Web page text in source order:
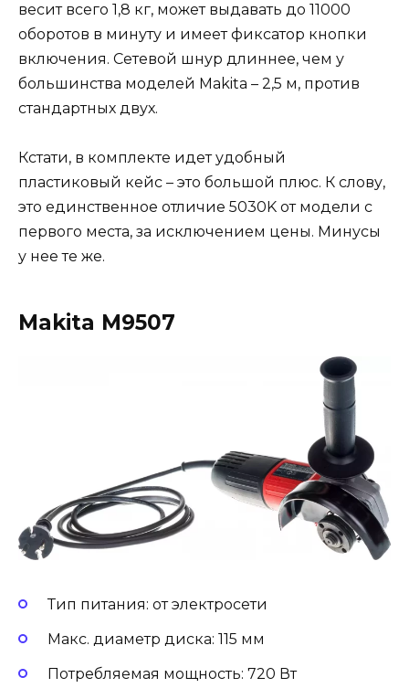
весит всего 1,8 кг, может выдавать до 11000
оборотов в минуту и имеет фиксатор кнопки
включения. Сетевой шнур длиннее, чем у
большинства моделей Makita – 2,5 м, против
стандартных двух.
Кстати, в комплекте идет удобный
пластиковый кейс – это большой плюс. К слову,
это единственное отличие 5030K от модели с
первого места, за исключением цены. Минусы
у нее те же.
Makita M9507
Тип питания: от электросети
Макс. диаметр диска: 115 мм
Потребляемая мощность: 720 Вт